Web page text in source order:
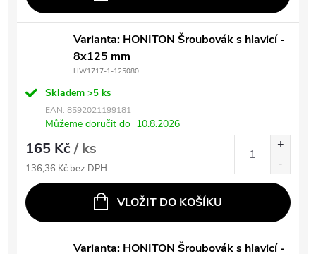
Varianta: HONITON Šroubovák s hlavicí -
8x125 mm
HW1717-1-125080
Skladem >5 ks
EAN: 8592021199181
Můžeme doručit do 10.8.2026
165 Kč/ ks
136,36 Kč bez DPH
VLOŽIT DO KOŠÍKU
Varianta: HONITON Šroubovák s hlavicí -